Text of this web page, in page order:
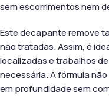
sem escorrimentos nem
Este decapante remove
não tratadas. Assim, é
localizadas e trabalhos
necessária. A fórmula
em profundidade sem